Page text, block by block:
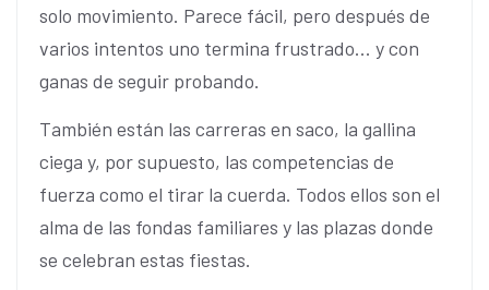
solo movimiento. Parece fácil, pero después de
varios intentos uno termina frustrado... y con
ganas de seguir probando.
También están las carreras en saco, la gallina
ciega y, por supuesto, las competencias de
fuerza como el tirar la cuerda. Todos ellos son el
alma de las fondas familiares y las plazas donde
se celebran estas fiestas.